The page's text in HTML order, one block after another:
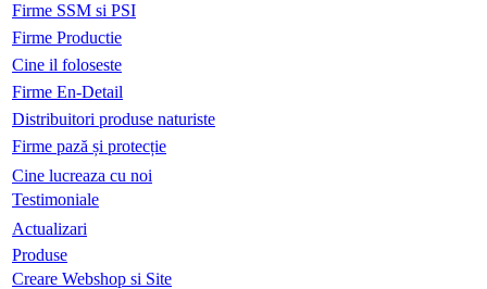
Firme SSM si PSI
Firme Productie
Cine il foloseste
Firme En-Detail
Distribuitori produse naturiste
Firme pază și protecție
Cine lucreaza cu noi
Testimoniale
Actualizari
Produse
Creare Webshop si Site